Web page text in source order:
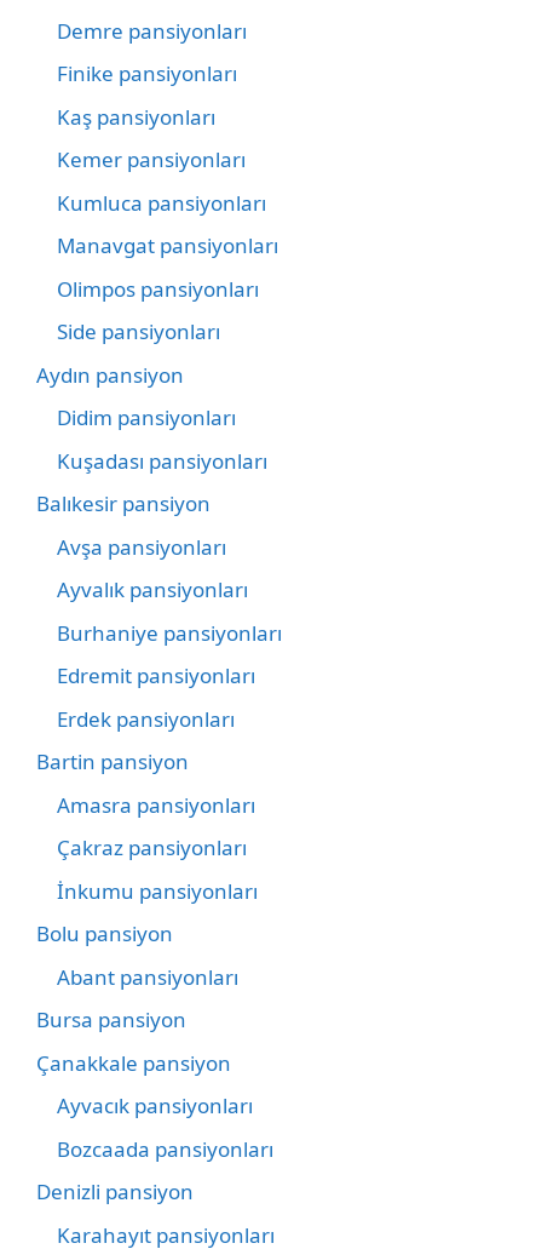
Demre pansiyonları
Finike pansiyonları
Kaş pansiyonları
Kemer pansiyonları
Kumluca pansiyonları
Manavgat pansiyonları
Olimpos pansiyonları
Side pansiyonları
Aydın pansiyon
Didim pansiyonları
Kuşadası pansiyonları
Balıkesir pansiyon
Avşa pansiyonları
Ayvalık pansiyonları
Burhaniye pansiyonları
Edremit pansiyonları
Erdek pansiyonları
Bartin pansiyon
Amasra pansiyonları
Çakraz pansiyonları
İnkumu pansiyonları
Bolu pansiyon
Abant pansiyonları
Bursa pansiyon
Çanakkale pansiyon
Ayvacık pansiyonları
Bozcaada pansiyonları
Denizli pansiyon
Karahayıt pansiyonları